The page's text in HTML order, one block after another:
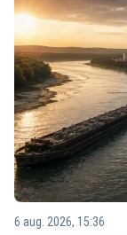
6 aug. 2026, 15:36